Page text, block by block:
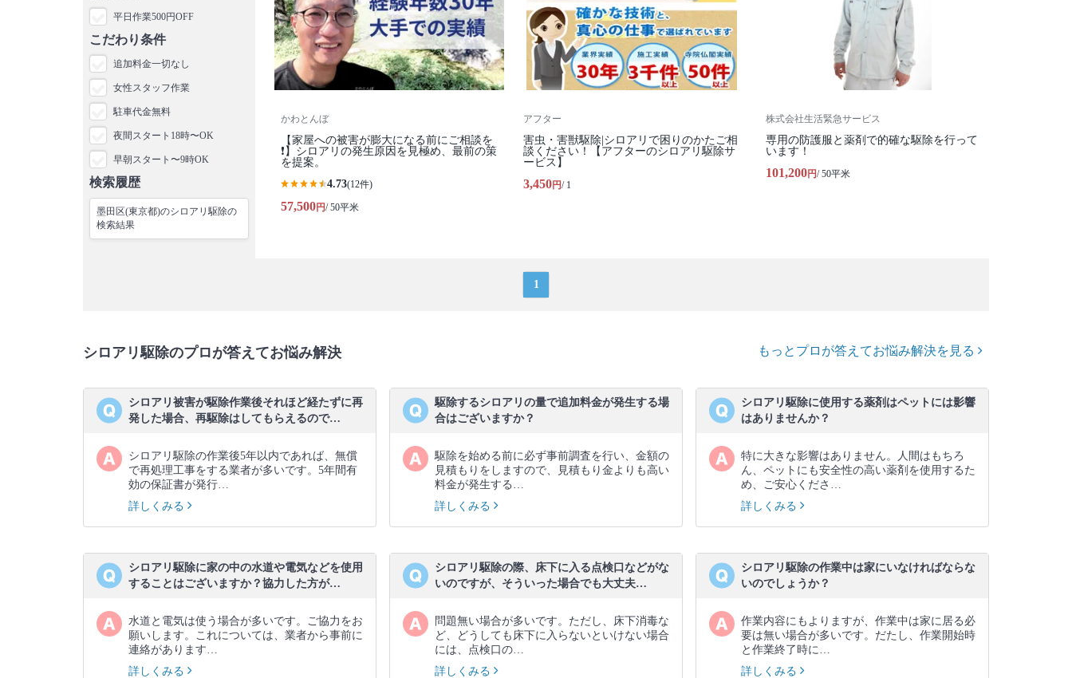
平日作業500円OFF
こだわり条件
追加料金一切なし
女性スタッフ作業
駐車代金無料
夜間スタート18時〜OK
早朝スタート〜9時OK
検索履歴
墨田区(東京都)のシロアリ駆除の
検索結果
かわとんぼ
【家屋への被害が膨大になる前にご相談を
❗️】シロアリの発生原因を見極め、最前の策
を提案。
4.73(12件)
57,500円/ 50平米
アフター
害虫・害獣駆除|シロアリで困りのかたご相
談ください！【アフターのシロアリ駆除サ
ービス】
3,450円/ 1
株式会社生活緊急サービス
専用の防護服と薬剤で的確な駆除を行って
います！
101,200円/ 50平米
1
シロアリ駆除のプロが答えてお悩み解決 もっとプロが答えてお悩み解決を見る
シロアリ被害が駆除作業後それほど経たずに再
発した場合、再駆除はしてもらえるので…
シロアリ駆除の作業後5年以内であれば、無償
で再処理工事をする業者が多いです。5年間有
効の保証書が発行…
詳しくみる
駆除するシロアリの量で追加料金が発生する場
合はございますか？
駆除を始める前に必ず事前調査を行い、金額の
見積もりをしますので、見積もり金よりも高い
料金が発生する…
詳しくみる
シロアリ駆除に使用する薬剤はペットには影響
はありませんか？
特に大きな影響はありません。人間はもちろ
ん、ペットにも安全性の高い薬剤を使用するた
め、ご安心くださ…
詳しくみる
シロアリ駆除に家の中の水道や電気などを使用
することはございますか？協力した方が…
水道と電気は使う場合が多いです。ご協力をお
願いします。これについては、業者から事前に
連絡があります…
詳しくみる
シロアリ駆除の際、床下に入る点検口などがな
いのですが、そういった場合でも大丈夫…
問題無い場合が多いです。ただし、床下消毒な
ど、どうしても床下に入らないといけない場合
には、点検口の…
詳しくみる
シロアリ駆除の作業中は家にいなければならな
いのでしょうか？
作業内容にもよりますが、作業中は家に居る必
要は無い場合が多いです。だたし、作業開始時
と作業終了時に…
詳しくみる